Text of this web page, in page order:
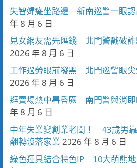
失智婦癱坐路邊 新南巡警一眼認
年 8 月 6 日
見女網友需先匯錢 北門警戳破
2026 年 8 月 6 日
工作過勞眼前發黑 北門巡警眼尖
2026 年 8 月 6 日
逛賣場熱中暑昏厥 南門警與消即
年 8 月 6 日
中年失業變創業老闆！ 43歲男
翻轉沒落家業 2026 年 8 月 6 日
綠色運具結合特色IP 10大萌熊